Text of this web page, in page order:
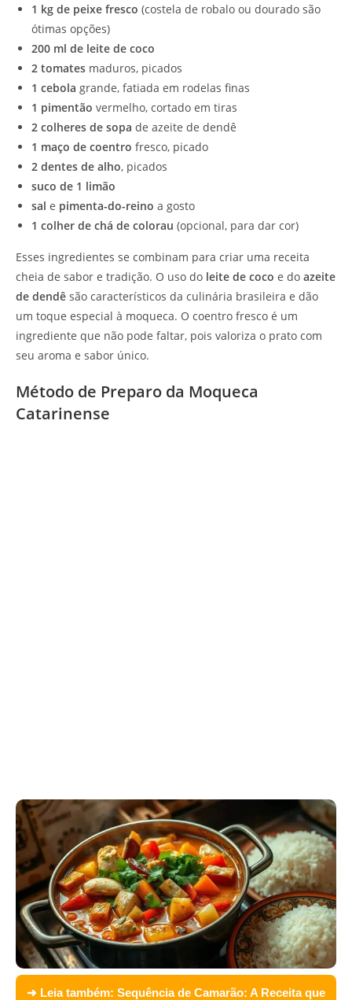
1 kg de peixe fresco (costela de robalo ou dourado são
ótimas opções)
200 ml de leite de coco
2 tomates maduros, picados
1 cebola grande, fatiada em rodelas finas
1 pimentão vermelho, cortado em tiras
2 colheres de sopa de azeite de dendê
1 maço de coentro fresco, picado
2 dentes de alho, picados
suco de 1 limão
sal e pimenta-do-reino a gosto
1 colher de chá de colorau (opcional, para dar cor)
Esses ingredientes se combinam para criar uma receita
cheia de sabor e tradição. O uso do leite de coco e do azeite
de dendê são característicos da culinária brasileira e dão
um toque especial à moqueca. O coentro fresco é um
ingrediente que não pode faltar, pois valoriza o prato com
seu aroma e sabor único.
Método de Preparo da Moqueca
Catarinense
➜ Leia também: Sequência de Camarão: A Receita que